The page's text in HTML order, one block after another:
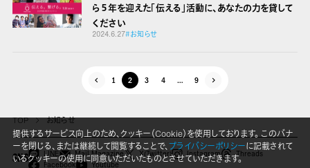
ら５年を迎えた「伝える」活動に、あなたの力を貸して
ください
2024.6.27#お知らせ
1 2 3 4 … 9
TOP お知らせ
SNS LINE Mail Magazine X(Twitter) Instagram
Threads
Facebook
Youtube
提供するサービス向上のため、クッキー（Cookie）を使用しております。 このバナ
ーを閉じる、または継続して閲覧することで、プライバシーポリシーに記載されて
いるクッキーの使用に同意いただいたものとさせていただきます。